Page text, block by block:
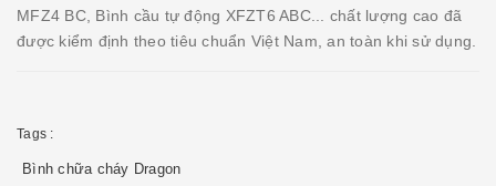
MFZ4 BC, Bình cầu tự động XFZT6 ABC... chất lượng cao đã
được kiểm định theo tiêu chuẩn Việt Nam, an toàn khi sử dụng.
Tags :
Bình chữa cháy Dragon